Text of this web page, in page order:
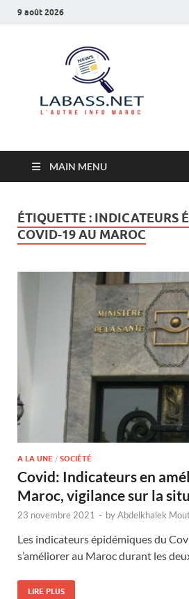
9 août 2026
MAIN MENU
ÉTIQUETTE : INDICATEURS
COVID-19 AU MAROC
A LA UNE / SOCIÉTÉ
Covid: Indicateurs en
Maroc, vigilance sur la
23 novembre 2021 - byAbdelkhalek
Les indicateurs épidémiques du
s’améliorer au Maroc durant les
LIRE PLUS